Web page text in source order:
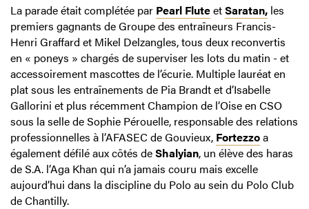
La parade était complétée par Pearl FluteetSaratan, les
premiers gagnants de Groupe des entraîneurs Francis-
Henri Graffard et Mikel Delzangles, tous deux reconvertis
en « poneys » chargés de superviser les lots du matin - et
accessoirement mascottes de l’écurie. Multiple lauréat en
plat sous les entraînements de Pia Brandt et d’Isabelle
Gallorini et plus récemment Champion de l’Oise en CSO
sous la selle de Sophie Pérouelle, responsable des relations
professionnelles à l’AFASEC de Gouvieux, Fortezzoa
également défilé aux côtés deShalyian, un élève des haras
de S.A. l’Aga Khan qui n’a jamais couru mais excelle
aujourd’hui dans la discipline du Polo au sein du Polo Club
de Chantilly.